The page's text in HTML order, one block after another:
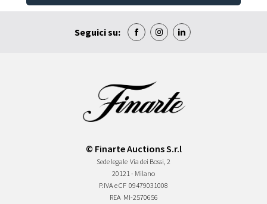
Seguici su:
© Finarte Auctions S.r.l
Sede legale Via dei Bossi, 2
20121 - Milano
P.IVA e CF 09479031008
REA MI-2570656